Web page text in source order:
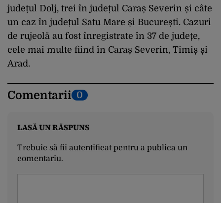
județul Dolj, trei în județul Caraș Severin și câte
un caz în județul Satu Mare și București. Cazuri
de rujeolă au fost înregistrate în 37 de județe,
cele mai multe fiind în Caraș Severin, Timiș și
Arad.
Comentarii 0
LASĂ UN RĂSPUNS
Trebuie să fii autentificatpentru a publica un
comentariu.